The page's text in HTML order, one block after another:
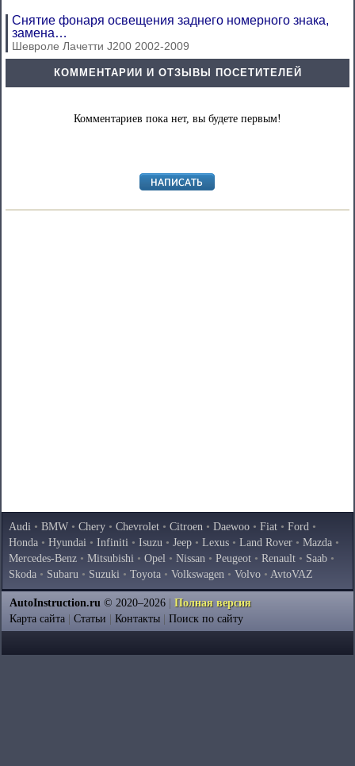
Снятиe фонаря освещения заднего номерного знака,
замена…
Шевроле Лачетти J200 2002-2009
КОММЕНТАРИИ И ОТЗЫВЫ ПОСЕТИТЕЛЕЙ
Комментариев пока нет, вы будете первым!
Audi • BMW • Chery • Chevrolet • Citroen • Daewoo • Fiat • Ford •
Honda • Hyundai • Infiniti • Isuzu • Jeep • Lexus • Land Rover • Mazda •
Mercedes-Benz • Mitsubishi • Opel • Nissan • Peugeot • Renault • Saab •
Skoda • Subaru • Suzuki • Toyota • Volkswagen • Volvo • AvtoVAZ
AutoInstruction.ru © 2020–2026
Полная версия
Карта сайта
Статьи Контакты Поиск по сайту